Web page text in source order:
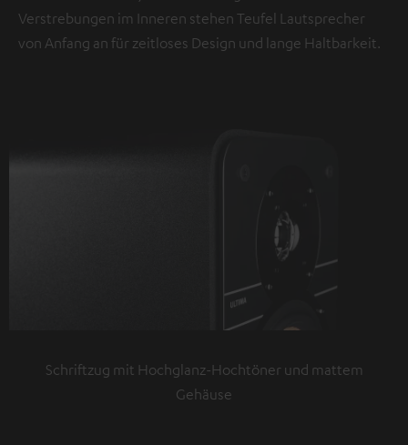
Verstrebungen im Inneren stehen Teufel Lautsprecher
von Anfang an für zeitloses Design und lange Haltbarkeit.
Schriftzug mit Hochglanz-Hochtöner und mattem
Gehäuse